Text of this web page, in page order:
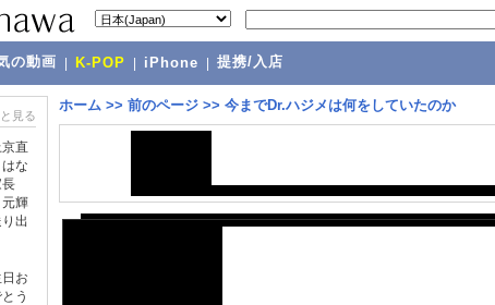
の動画 K-POP iPhone 提携/入店
見る
京直
な
元輝
出
お
う
ホーム >> 前のページ >> 今までDr.ハジメは何をしていたのか